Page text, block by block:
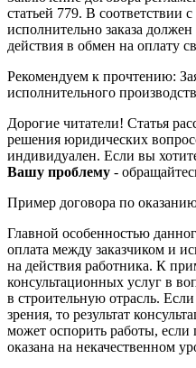
статьей 779. В соответствии
исполнительно заказа
действия в обмен на оплату
Рекомендуем к прочтению:
исполнительного
Дорогие читатели! Статья
решения юридических
индивидуален. Если вы
Вашу проблему -
Пример договора по
Главной особенностью
оплата между заказчиком и
на действия работника. К
консультационных услуг в
в строительную отрасль.
зрения, то результат
может оспорить работы, если
оказана на некачественном